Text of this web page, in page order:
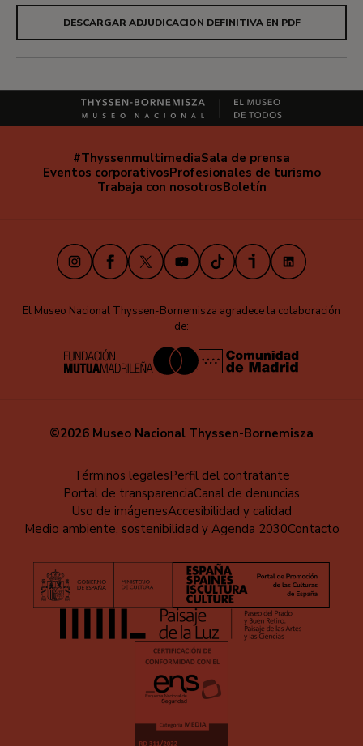
DESCARGAR ADJUDICACION DEFINITIVA EN PDF
Navegación
secundaria
#ThyssenmultimediaSala de prensa
Eventos corporativosProfesionales de turismo
Trabaja con nosotrosBoletín
InstagramFacebook
X YoutubeTikTokiVooxLinkedIn
El Museo Nacional Thyssen-Bornemisza agradece la colaboración
de:
©2026 Museo Nacional Thyssen-Bornemisza
pie
Términos legalesPerfil del contratante
Portal de transparenciaCanal de denuncias
Uso de imágenesAccesibilidad y calidad
Medio ambiente, sostenibilidad y Agenda 2030Contacto